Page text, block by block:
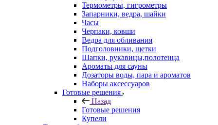
Термометры, гигрометры
Запарники, ведра, шайки
Часы
Черпаки, ковши
Ведра для обливания
Подголовники, щетки
Шапки, рукавицы,полотенца
Ароматы для сауны
Дозаторы воды, пара и ароматов
Наборы аксессуаров
Готовые решения
Назад
Готовые решения
Купели